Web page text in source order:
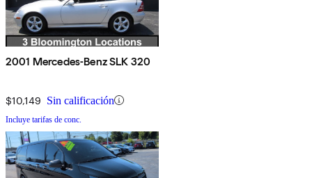
2001 Mercedes-Benz SLK 320
$10,149 Sin calificación
Incluye tarifas de conc.